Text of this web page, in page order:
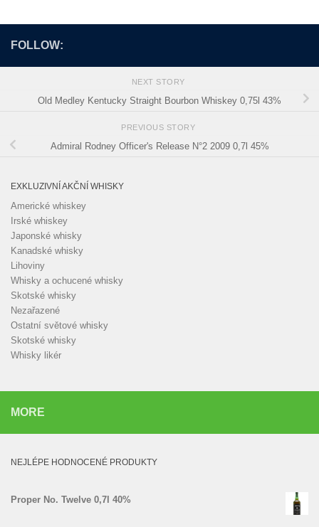
FOLLOW:
NEXT STORY
Old Medley Kentucky Straight Bourbon Whiskey 0,75l 43%
PREVIOUS STORY
Admiral Rodney Officer's Release N°2 2009 0,7l 45%
EXKLUZIVNÍ AKČNÍ WHISKY
Americké whiskey
Irské whiskey
Japonské whisky
Kanadské whisky
Lihoviny
Whisky a ochucené whisky
Skotské whisky
Nezařazené
Ostatní světové whisky
Skotské whisky
Whisky likér
MORE
NEJLÉPE HODNOCENÉ PRODUKTY
Proper No. Twelve 0,7l 40%